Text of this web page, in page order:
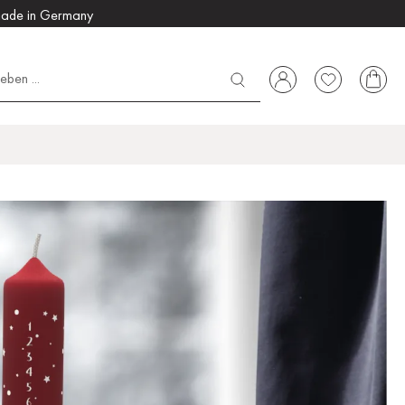
in Germany